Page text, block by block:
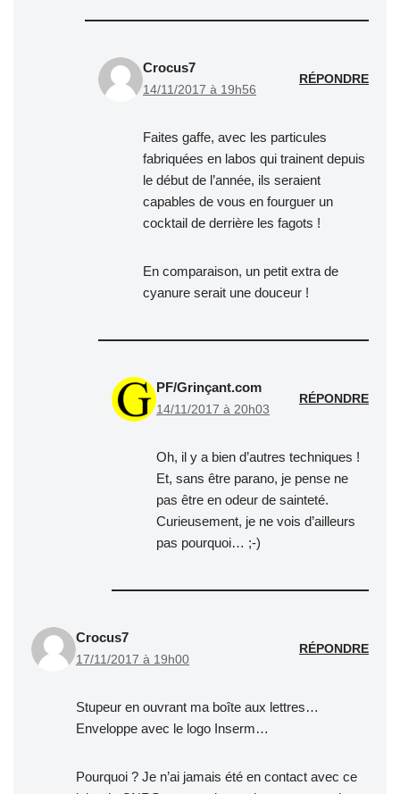
Crocus7
14/11/2017 à 19h56
RÉPONDRE
Faites gaffe, avec les particules
fabriquées en labos qui trainent depuis
le début de l’année, ils seraient
capables de vous en fourguer un
cocktail de derrière les fagots !
En comparaison, un petit extra de
cyanure serait une douceur !
PF/Grinçant.com
14/11/2017 à 20h03
RÉPONDRE
Oh, il y a bien d’autres techniques !
Et, sans être parano, je pense ne
pas être en odeur de sainteté.
Curieusement, je ne vois d’ailleurs
pas pourquoi… ;-)
Crocus7
17/11/2017 à 19h00
RÉPONDRE
Stupeur en ouvrant ma boîte aux lettres…
Enveloppe avec le logo Inserm…
Pourquoi ? Je n’ai jamais été en contact avec ce